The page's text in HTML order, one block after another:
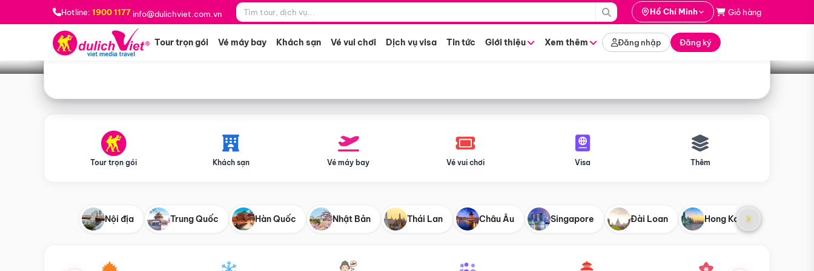
Hotline: 1900 1177 info@dulichviet.com.vn Hồ Chí Minh Giỏ hàng
Tour trọn gói Vé máy bay Khách sạn Vé vui chơi Dịch vụ visa Tin tức Giới thiệu Xem thêm Đăng nhập Đăng ký
Bạn muốn đi đâu? *
Tìm tour
Tour trọn gói Khách sạn Vé máy bay Vé vui chơi Visa Thêm
Nội địa Trung Quốc Hàn Quốc Nhật Bản Thái Lan Châu Âu Singapore Đài Loan Hong Kong